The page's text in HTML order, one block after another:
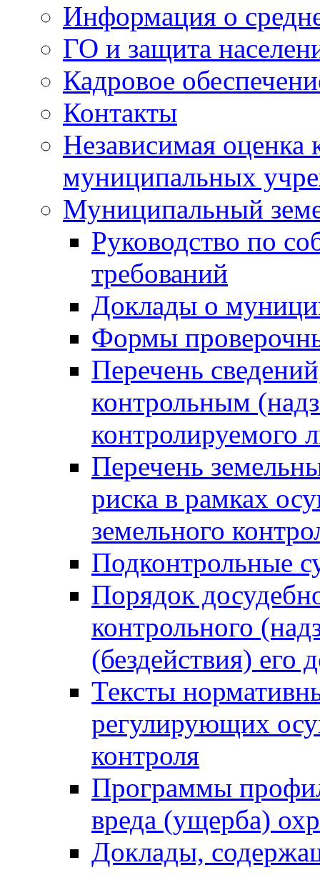
Информация о
ГО и защита
Кадровое
Контакты
Независимая оценка
муниципальных
Муниципальный
Руководство по
требований
Доклады о
Формы
Перечень
контрольным
контролируемого
Перечень
риска в рамках
земельного
Подконтрольные
Порядок
контрольного
(бездействия)
Тексты
регулирующих
контроля
Программы
вреда (ущерба)
Доклады,